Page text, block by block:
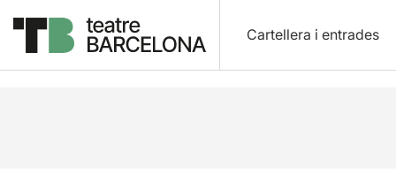
Cartellera i entrades